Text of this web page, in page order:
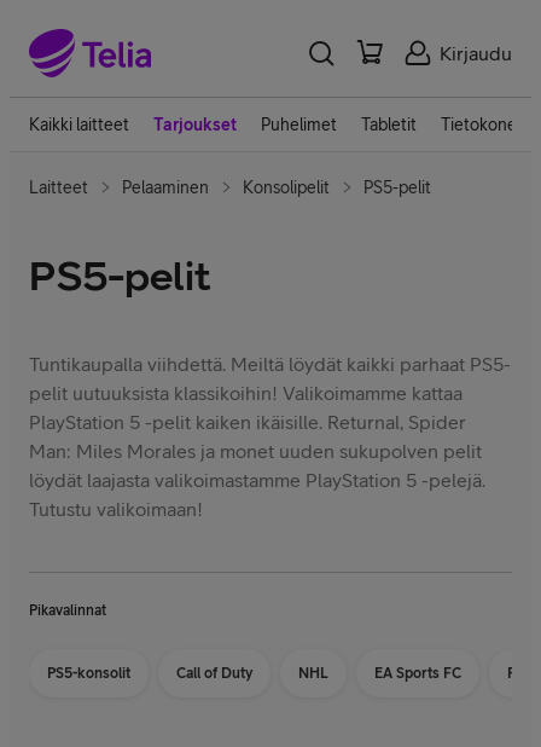
Kirjaudu
Kaikki laitteet Tarjoukset Puhelimet Tabletit Tietokoneet
Laitteet Pelaaminen Konsolipelit PS5-pelit
PS5-pelit
Tuntikaupalla viihdettä. Meiltä löydät kaikki parhaat PS5-
pelit uutuuksista klassikoihin! Valikoimamme kattaa
PlayStation 5 -pelit kaiken ikäisille. Returnal, Spider
Man: Miles Morales ja monet uuden sukupolven pelit
löydät laajasta valikoimastamme PlayStation 5 -pelejä.
Tutustu valikoimaan!
Pikavalinnat
PS5-konsolit Call of Duty NHL EA Sports FC